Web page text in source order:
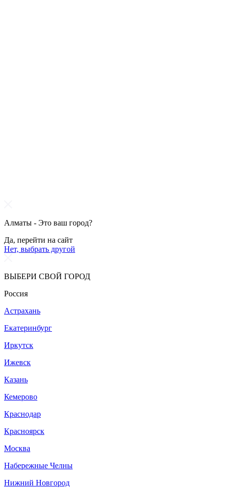
Алматы - Это ваш город?
Да, перейти на сайт
Нет, выбрать другой
ВЫБЕРИ СВОЙ ГОРОД
Россия
Астрахань
Екатеринбург
Иркутск
Ижевск
Казань
Кемерово
Краснодар
Красноярск
Москва
Набережные Челны
Нижний Новгород